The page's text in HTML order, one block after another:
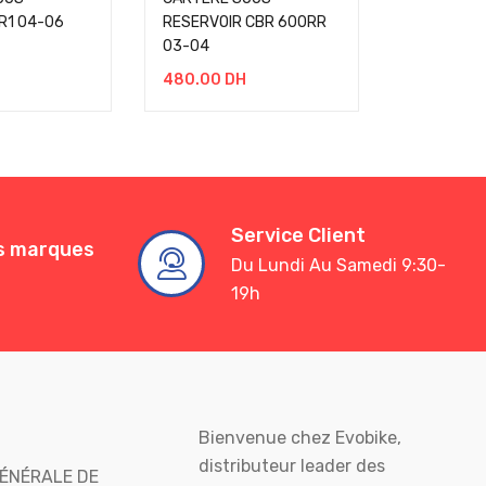
R1 04-06
RESERVOIR CBR 600RR
03-04
480.00 DH
marques
Service Client
Du Lundi Au Samedi 9:30-
19h
DE
Bienvenue chez Evobike,
distributeur leader des